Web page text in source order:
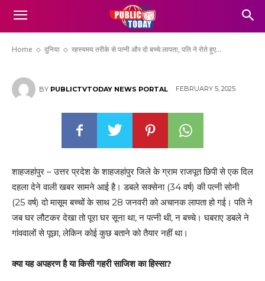
Home दुनिया रहस्यमय तरीके से पत्नी और दो बच्चे लापता, पति ने रोते हुए...
ने रोते हुए लगाई मदद की गुहार – पुलिस पर भी उठे
सवाल!
BY PUBLICTVTODAY NEWS PORTAL FEBRUARY 5, 2025
शाहजहांपुर – उत्तर प्रदेश के शाहजहांपुर जिले के ग्राम राजपूत छिपी से एक दिल
दहला देने वाली खबर सामने आई है। डबले सक्सेना (34 वर्ष) की पत्नी सोनी
(25 वर्ष) दो मासूम बच्चों के साथ 28 जनवरी को अचानक लापता हो गई। पति ने
जब घर लौटकर देखा तो पूरा घर सूना था, न पत्नी थी, न बच्चे। घबराए डबले ने
गांववालों से पूछा, लेकिन कोई कुछ बताने को तैयार नहीं था।
क्या यह अपहरण है या किसी गहरी साजिश का हिस्सा?